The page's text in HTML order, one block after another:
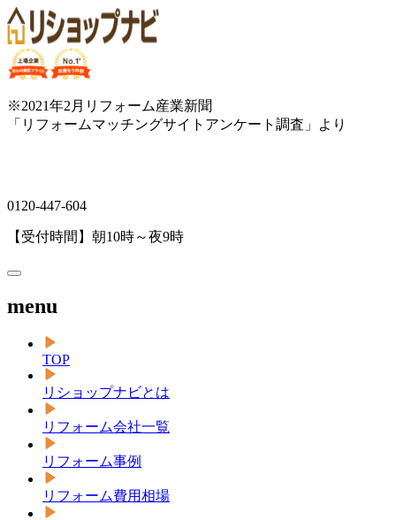
※2021年2月リフォーム産業新聞
「リフォームマッチングサイトアンケート調査」より
0120-447-604
【受付時間】朝10時～夜9時
menu
TOP
リショップナビとは
リフォーム会社一覧
リフォーム事例
リフォーム費用相場